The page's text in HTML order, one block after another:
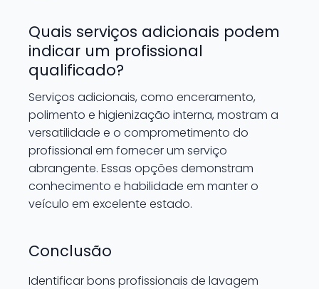
Quais serviços adicionais podem
indicar um profissional
qualificado?
Serviços adicionais, como enceramento,
polimento e higienização interna, mostram a
versatilidade e o comprometimento do
profissional em fornecer um serviço
abrangente. Essas opções demonstram
conhecimento e habilidade em manter o
veículo em excelente estado.
Conclusão
Identificar bons profissionais de lavagem